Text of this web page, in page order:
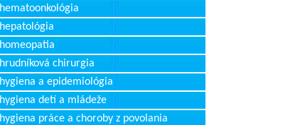
hematoonkológia
hepatológia
homeopatia
hrudníková chirurgia
hygiena a epidemiológia
hygiena detí a mládeže
hygiena práce a choroby z povolania